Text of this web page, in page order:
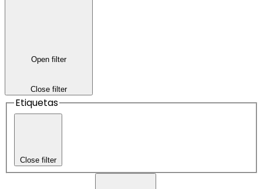
Open filter
Close filter
Etiquetas
Close filter